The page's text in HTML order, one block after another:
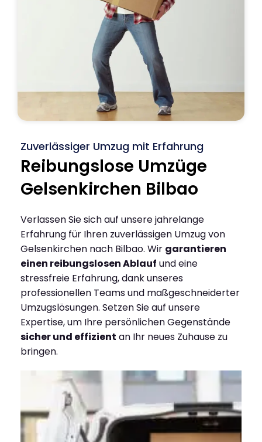
Zuverlässiger Umzug mit Erfahrung
Reibungslose Umzüge
Gelsenkirchen Bilbao
Verlassen Sie sich auf unsere jahrelange
Erfahrung für Ihren zuverlässigen Umzug von
Gelsenkirchen nach Bilbao. Wir garantieren
einen reibungslosen Ablauf und eine
stressfreie Erfahrung, dank unseres
professionellen Teams und maßgeschneiderter
Umzugslösungen. Setzen Sie auf unsere
Expertise, um Ihre persönlichen Gegenstände
sicher und effizient an Ihr neues Zuhause zu
bringen.